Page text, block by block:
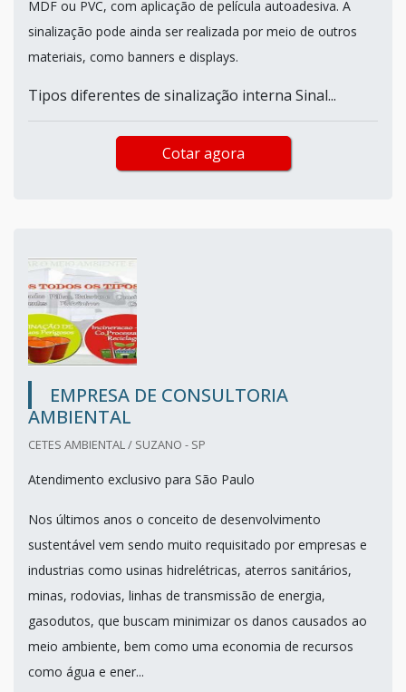
MDF ou PVC, com aplicação de película autoadesiva. A
sinalização pode ainda ser realizada por meio de outros
materiais, como banners e displays.
Tipos diferentes de sinalização interna Sinal...
Cotar agora
EMPRESA DE CONSULTORIA
AMBIENTAL
CETES AMBIENTAL / SUZANO - SP
Atendimento exclusivo para São Paulo
Nos últimos anos o conceito de desenvolvimento
sustentável vem sendo muito requisitado por empresas e
industrias como usinas hidrelétricas, aterros sanitários,
minas, rodovias, linhas de transmissão de energia,
gasodutos, que buscam minimizar os danos causados ao
meio ambiente, bem como uma economia de recursos
como água e ener...